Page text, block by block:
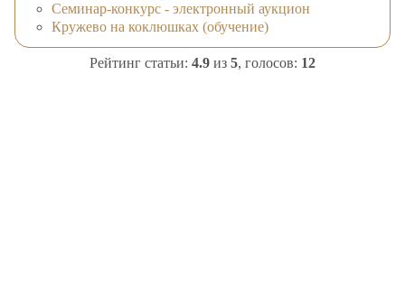
Семинар-конкурс - электронный аукцион
Кружево на коклюшках (обучение)
Рейтинг статьи: 4.9 из 5, голосов: 12